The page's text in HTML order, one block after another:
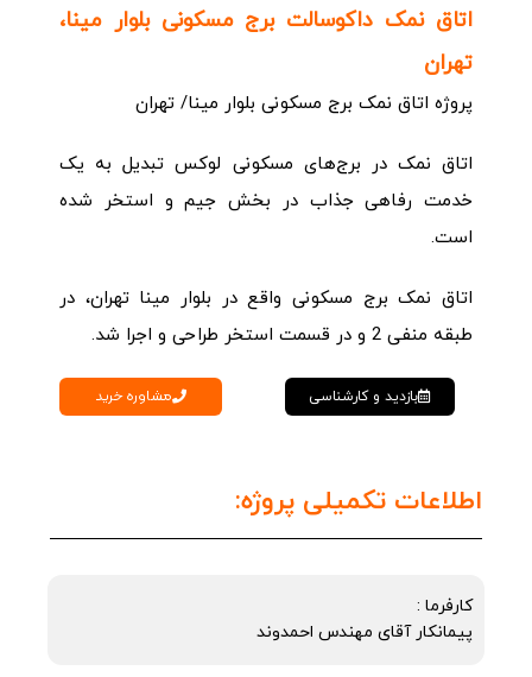
اتاق نمک داکوسالت برج مسکونی بلوار مینا،
تهران
پروژه اتاق نمک برج مسکونی بلوار مینا/ تهران
اتاق نمک در برج‌های مسکونی لوکس تبدیل به یک
خدمت رفاهی جذاب در بخش جیم و استخر شده
است.
اتاق نمک برج مسکونی واقع در بلوار مینا تهران، در
طبقه منفی 2 و در قسمت استخر طراحی و اجرا شد.
بازدید و کارشناسی مشاوره خرید
اطلاعات تکمیلی پروژه:
کارفرما :
پیمانکار آقای مهندس احمدوند